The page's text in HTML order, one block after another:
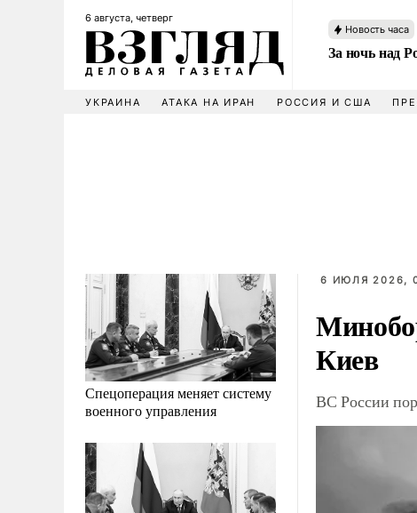
6 августа, четверг
Новость часа
За ночь над
УКРАИНА АТАКА НА ИРАН РОССИЯ И США
Спецоперация меняет систему
военного управления
6 ИЮЛЯ 2026,
Киев
ВС России